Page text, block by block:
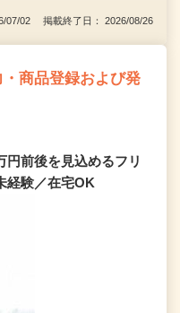
07/02 掲載終了日： 2026/08/26
商品登録および発
円前後を見込めるフリ
経験／在宅OK